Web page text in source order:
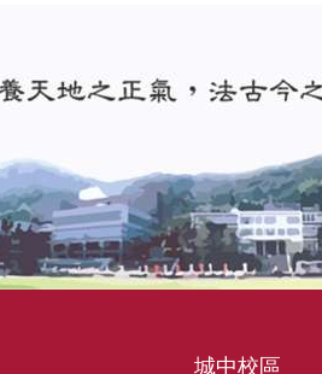
城中校區